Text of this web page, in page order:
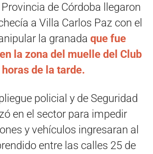
de Córdoba llegaron
a Villa Carlos Paz con el
la granada que fue
la zona del muelle del Club
de la tarde.
policial y de Seguridad
en el sector para impedir
y vehículos ingresaran al
entre las calles 25 de